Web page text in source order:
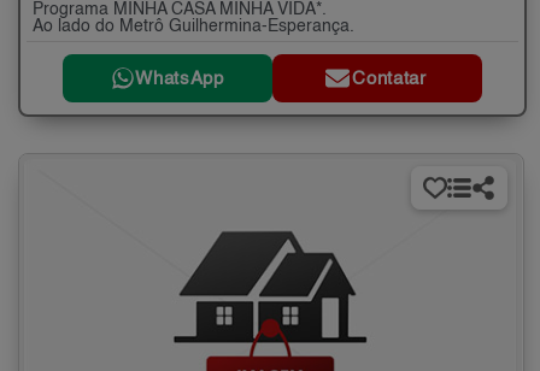
Programa MINHA CASA MINHA VIDA*.
Ao lado do Metrô Guilhermina-Esperança.
WhatsApp Contatar